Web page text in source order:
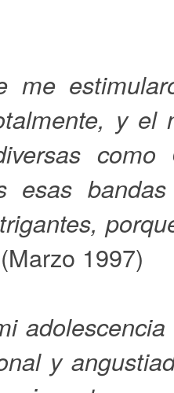
me
y el
como
esas
1997)
y